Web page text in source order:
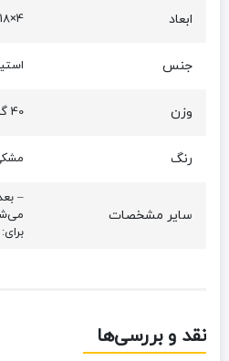
ابعاد 4×18 سانتی متر
جنس
وزن 40 گرم
رنگ
سایر مشخصات
–
نقد و بررسی‌ها